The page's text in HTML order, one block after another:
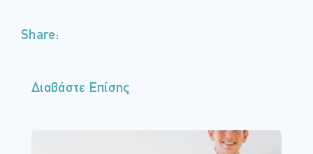
Share:
Διαβάστε Επίσης